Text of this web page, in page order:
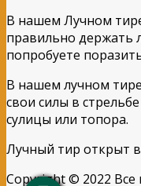
В нашем Лучном
правильно держать
попробуете
В нашем лучном
свои силы в
сулицы или топора.
Лучный тир открыт
Copyright © 2022